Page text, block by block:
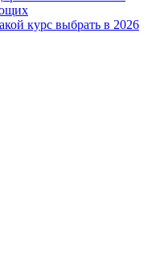
курс выбрать в 2026